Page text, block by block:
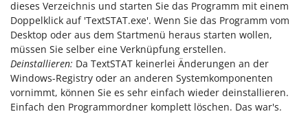
dieses Verzeichnis und starten Sie das Programm mit einem
Doppelklick auf 'TextSTAT.exe'. Wenn Sie das Programm vom
Desktop oder aus dem Startmenü heraus starten wollen,
müssen Sie selber eine Verknüpfung erstellen.
Deinstallieren: Da TextSTAT keinerlei Änderungen an der
Windows-Registry oder an anderen Systemkomponenten
vornimmt, können Sie es sehr einfach wieder deinstallieren.
Einfach den Programmordner komplett löschen. Das war's.